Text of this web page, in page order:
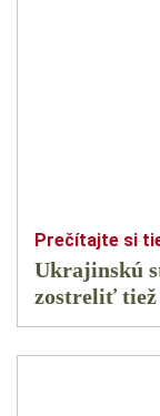
Ukrajinskú
zostreliť tiež